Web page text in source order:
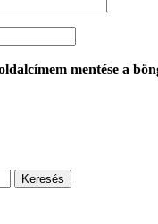
mentése a